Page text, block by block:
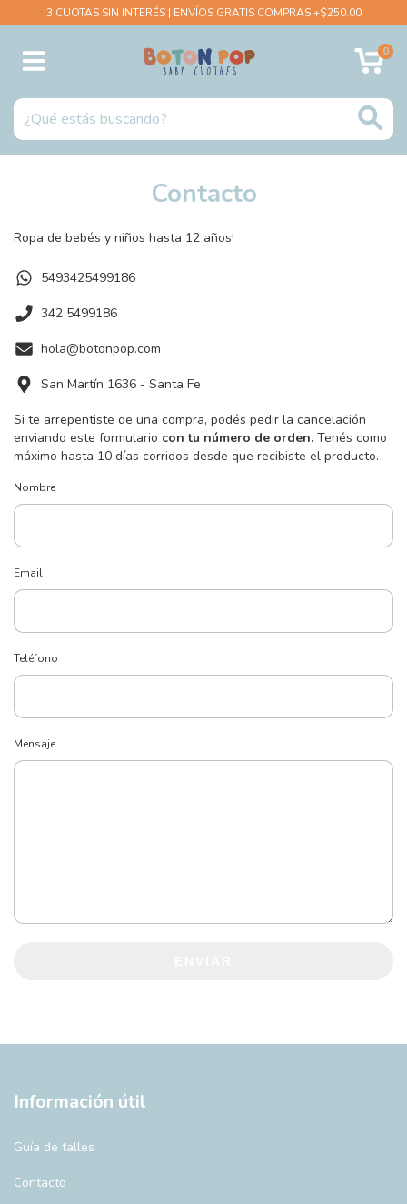
3 CUOTAS SIN INTERÉS | ENVÍOS GRATIS COMPRAS +$250.00
0
Contacto
Ropa de bebés y niños hasta 12 años!
5493425499186
342 5499186
hola@botonpop.com
San Martín 1636 - Santa Fe
Si te arrepentiste de una compra, podés pedir la cancelación
enviando este formulario con tu número de orden. Tenés como
máximo hasta 10 días corridos desde que recibiste el producto.
Nombre
Email
Teléfono
Mensaje
Información útil
Guía de talles
Contacto